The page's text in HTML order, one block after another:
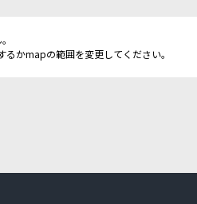
かmapの範囲を変更してください。